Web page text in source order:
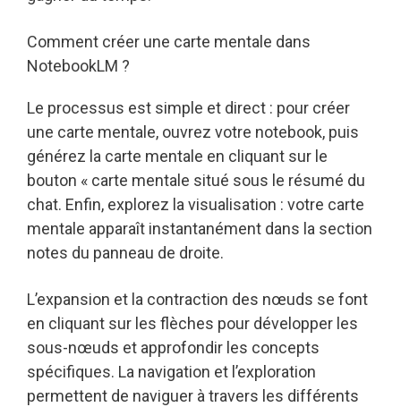
Comment créer une carte mentale dans
NotebookLM ?
Le processus est simple et direct : pour créer
une carte mentale, ouvrez votre notebook, puis
générez la carte mentale en cliquant sur le
bouton « carte mentale situé sous le résumé du
chat. Enfin, explorez la visualisation : votre carte
mentale apparaît instantanément dans la section
notes du panneau de droite.
L’expansion et la contraction des nœuds se font
en cliquant sur les flèches pour développer les
sous-nœuds et approfondir les concepts
spécifiques. La navigation et l’exploration
permettent de naviguer à travers les différents